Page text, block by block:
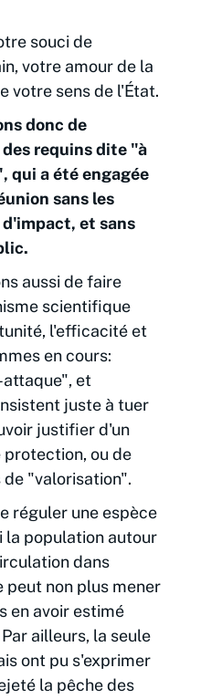
souci de
votre amour de la
votre sens de l'État.
donc de
requins dite "à
qui a été engagée
sans les
et sans
aussi de faire
scientifique
l'efficacité et
en cours:
et
juste à tuer
justifier d'un
ou de
"valorisation".
réguler une espèce
la population autour
dans
peut non plus mener
en avoir estimé
ailleurs, la seule
ont pu s'exprimer
la pêche des